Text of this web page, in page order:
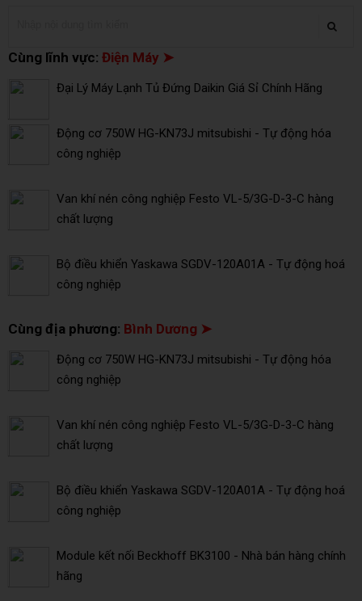
Cùng lĩnh vực: Điện Máy ➤
Đại Lý Máy Lạnh Tủ Đứng Daikin Giá Sỉ Chính Hãng
Động cơ 750W HG-KN73J mitsubishi - Tự động hóa
công nghiệp
Van khí nén công nghiệp Festo VL-5/3G-D-3-C hàng
chất lượng
Bộ điều khiển Yaskawa SGDV-120A01A - Tự động hoá
công nghiệp
Cùng địa phương: Bình Dương ➤
Động cơ 750W HG-KN73J mitsubishi - Tự động hóa
công nghiệp
Van khí nén công nghiệp Festo VL-5/3G-D-3-C hàng
chất lượng
Bộ điều khiển Yaskawa SGDV-120A01A - Tự động hoá
công nghiệp
Module kết nối Beckhoff BK3100 - Nhà bán hàng chính
hãng